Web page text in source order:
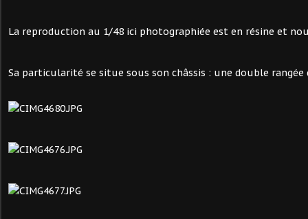
La reproduction au 1/48 ici photographiée est en résine et
Sa particularité se situe sous son châssis : une double rangée